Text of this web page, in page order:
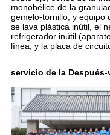
monohélice de la
gemelo-tornillo, y equipo
se lava plástica inútil, el
refrigerador inútil
línea, y la placa de
servicio de la Después-